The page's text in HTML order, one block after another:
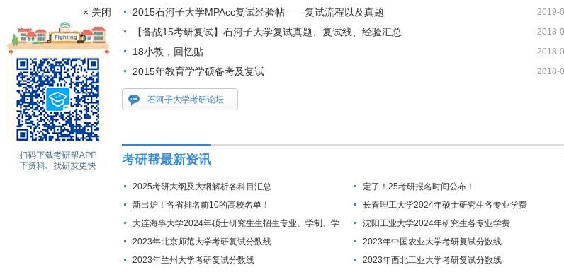
2019-
2015石河子大学MPAcc复试经验帖——复试流程以及真题
2018-
【备战15考研复试】石河子大学复试真题、复试线、经验汇总
2018-
18小教，回忆贴
2018-
2015年教育学学硕备考及复试
石河子大学考研论坛
考研帮最新资讯
2025考研大纲及大纲解析各科目汇总
定了！25考研报名时间公布！
新出炉！各省排名前10的高校名单！
长春理工大学2024年硕士研究生各专业学费
大连海事大学2024年硕士研究生生招生专业、学制、学
费标准及拟招生人数
沈阳工业大学2024年研究生各专业学费
2023年北京师范大学考研复试分数线
2023年中国农业大学考研复试分数线
2023年兰州大学考研复试分数线
2023年西北工业大学考研复试分数线
× 关闭